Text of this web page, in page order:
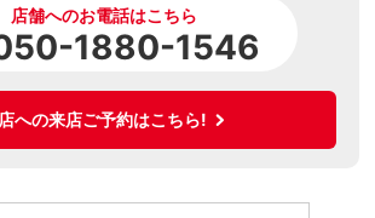
店舗へのお電話はこちら
1880-1546
への来店ご予約はこちら!